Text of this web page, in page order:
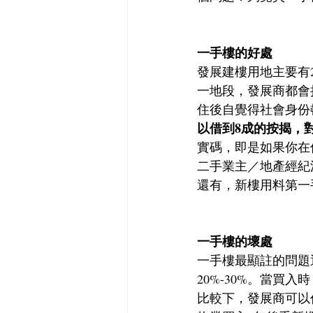
一手樓的好處
發展建樓用地主要
一地段，發展商都
住後自覺得社會身
以借到8成的按揭，
實碼，即是如果你
二手業主／地產經
還有，新樓用料第
一手樓的壞處
一手樓最顯註的問
20%-30%。當買入
比較下，發展商可